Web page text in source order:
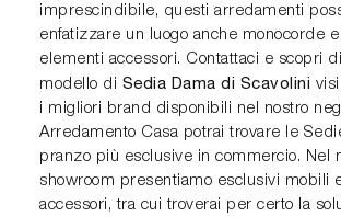
imprescindibile, questi arredamenti
enfatizzare un luogo anche monocorde
elementi accessori. Contattaci e scopri
modello di Sedia Dama di Scavolini
i migliori brand disponibili nel nostro
Arredamento Casa potrai trovare le
pranzo più esclusive in commercio. Nel
showroom presentiamo esclusivi mobili
accessori, tra cui troverai per certo la